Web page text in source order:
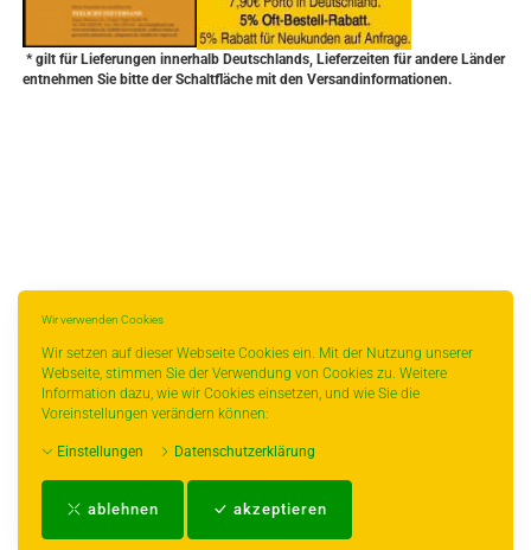
Wir verwenden Cookies
Wir setzen auf dieser Webseite Cookies ein. Mit der Nutzung unserer
Webseite, stimmen Sie der Verwendung von Cookies zu. Weitere
Information dazu, wie wir Cookies einsetzen, und wie Sie die
Voreinstellungen verändern können:
Einstellungen Datenschutzerklärung
ablehnen akzeptieren
* gilt für Lieferungen innerhalb Deutschlands, Lieferzeiten für andere Länder
entnehmen Sie bitte der Schaltfläche mit den Versandinformationen.
Impressum-AGB-Zahlungs- und Versandbedingungen
Biozertifikat
Widerrufsrecht Datenschutzerklärung